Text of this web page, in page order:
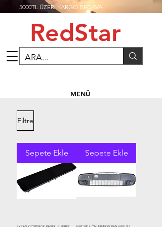
5000TL ÜZERİ KARGO BEDAVA.
RedStar
MENÜ
Filtre
Sepete Ekle Sepete Ekle